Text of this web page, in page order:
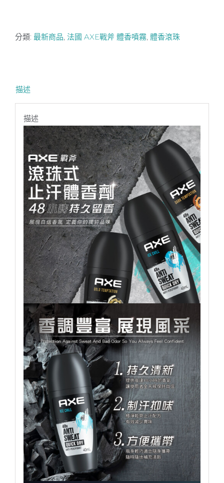
分類: 最新商品, 法國 AXE戰斧 體香噴霧, 體香滾珠
描述
描述